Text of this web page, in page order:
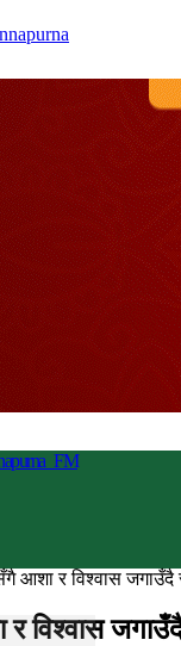
आशा र विश्वास जगाउँदै
विश्वास